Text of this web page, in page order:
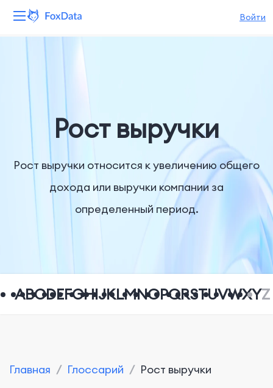
Войти
Решения
Ресурсы
Рост выручки
Рост выручки относится к увеличению общего
дохода или выручки компании за
определенный период.
ABCDEFGHIJKLMNOPQRSTUVWXYZ
Главная / Глоссарий / Рост выручки